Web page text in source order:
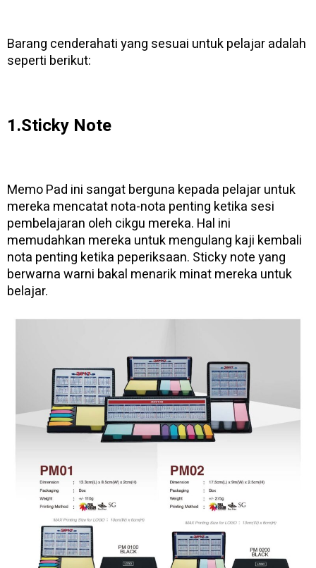
Barang cenderahati yang sesuai untuk pelajar adalah
seperti berikut:
1.Sticky Note
Memo Pad ini sangat berguna kepada pelajar untuk
mereka mencatat nota-nota penting ketika sesi
pembelajaran oleh cikgu mereka. Hal ini
memudahkan mereka untuk mengulang kaji kembali
nota penting ketika peperiksaan. Sticky note yang
berwarna warni bakal menarik minat mereka untuk
belajar.